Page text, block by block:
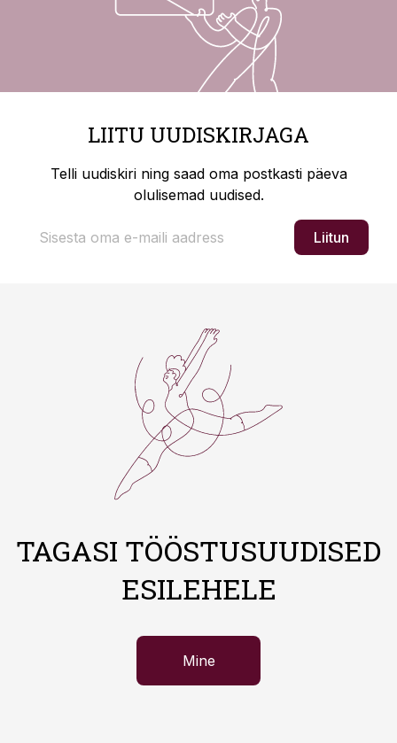
LIITU UUDISKIRJAGA
Telli uudiskiri ning saad oma postkasti päeva
olulisemad uudised.
Liitun
TAGASI TÖÖSTUSUUDISED
ESILEHELE
Mine